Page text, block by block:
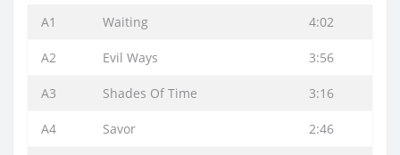
A1 Waiting 4:02
A2 Evil Ways 3:56
A3 Shades Of Time 3:16
A4 Savor 2:46